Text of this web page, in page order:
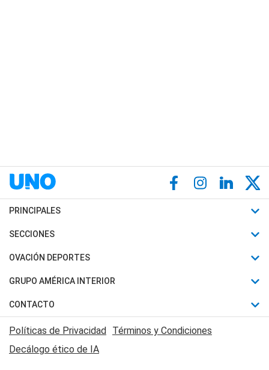
PRINCIPALES
Últimas Noticias
Política
Judiciales
Economia
SECCIONES
Horóscopo
Motores
Trucos caseros
Series y Películas
Edictos y Solicitadas
OVACIÓN DEPORTES
Fútbol
Mundial
Automovilismo
Rugby
GRUPO AMÉRICA INTERIOR
Canal 7 en Vivo
CONTACTO
Acerca de Nosotros
Contactanos
Políticas de Privacidad Términos y Condiciones
Decálogo ético de IA